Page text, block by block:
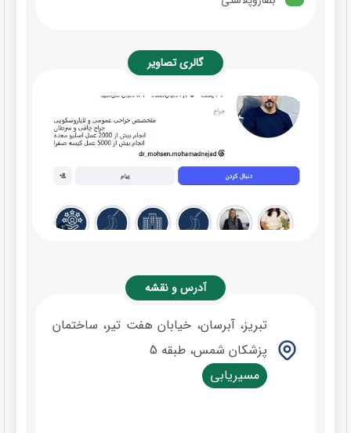
گالری تصاویر
آدرس و نقشه
تبریز، آبرسان، خیابان هفت تیر، ساختمان
پزشکان شمس، طبقه 5
مسیریابی